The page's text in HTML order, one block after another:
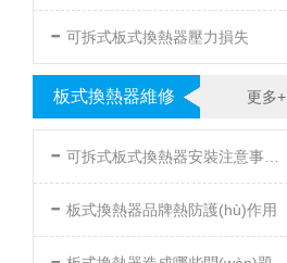
- 可拆式板式換熱器壓力損失
更多+
板式換熱器維修
- 可拆式板式換熱器安裝注意事項(xiàng)
- 板式換熱器品牌熱防護(hù)作用